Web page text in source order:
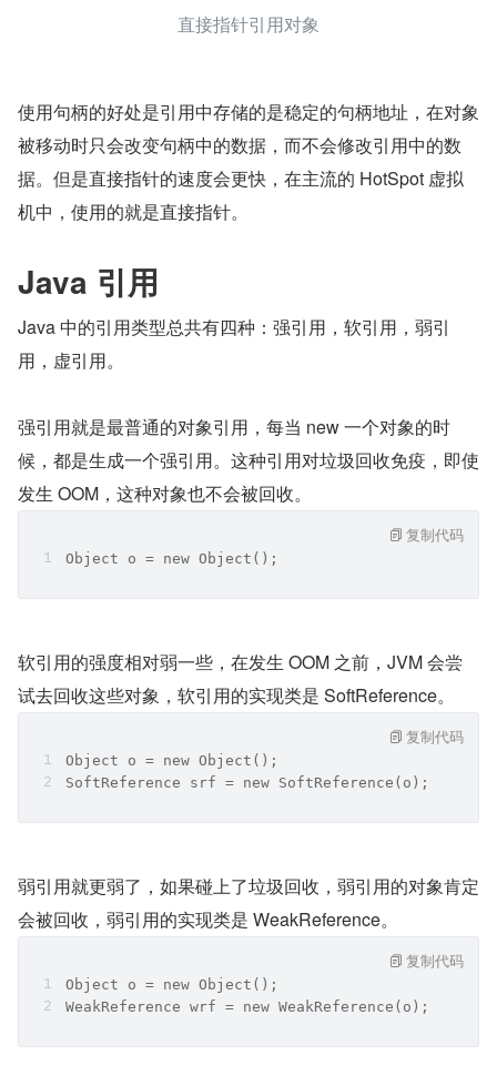
直接指针引用对象
使用句柄的好处是引用中存储的是稳定的句柄地址，在对象
被移动时只会改变句柄中的数据，而不会修改引用中的数
据。但是直接指针的速度会更快，在主流的 HotSpot 虚拟
机中，使用的就是直接指针。
Java 引用
Java 中的引用类型总共有四种：强引用，软引用，弱引
用，虚引用。
强引用就是最普通的对象引用，每当 new 一个对象的时
候，都是生成一个强引用。这种引用对垃圾回收免疫，即使
发生 OOM，这种对象也不会被回收。
Object o = new Object();
复制代码
软引用的强度相对弱一些，在发生 OOM 之前，JVM 会尝
试去回收这些对象，软引用的实现类是 SoftReference。
Object o = new Object();
SoftReference srf = new SoftReference(o);
复制代码
弱引用就更弱了，如果碰上了垃圾回收，弱引用的对象肯定
会被回收，弱引用的实现类是 WeakReference。
Object o = new Object();
WeakReference wrf = new WeakReference(o);
复制代码